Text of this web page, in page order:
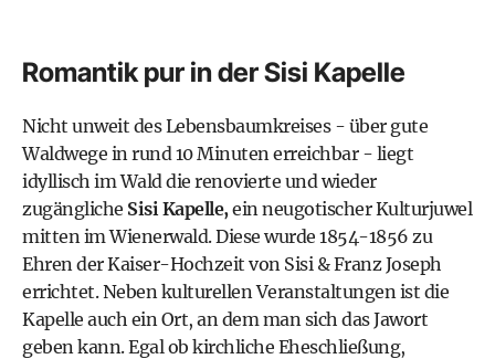
Romantik pur in der Sisi Kapelle
Nicht unweit des Lebensbaumkreises - über gute
Waldwege in rund 10 Minuten erreichbar - liegt
idyllisch im Wald die renovierte und wieder
zugängliche Sisi Kapelle,ein neugotischer Kulturjuwel
mitten im Wienerwald. Diese wurde 1854-1856 zu
Ehren der Kaiser-Hochzeit von Sisi & Franz Joseph
errichtet. Neben kulturellen Veranstaltungen ist die
Kapelle auch ein Ort, an dem man sich das Jawort
geben kann. Egal ob kirchliche Eheschließung,